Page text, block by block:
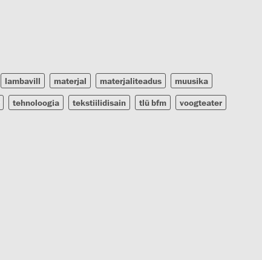
lambavill materjal materjaliteadus muusika
tehnoloogia tekstiilidisain tlü bfm voogteater